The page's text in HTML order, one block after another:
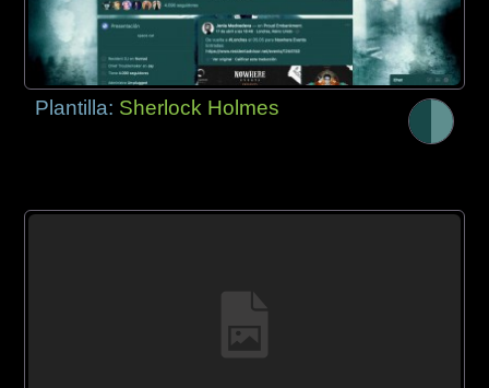
Plantilla: Sherlock Holmes